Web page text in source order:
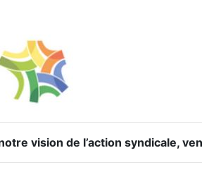
vision de l’action syndicale,